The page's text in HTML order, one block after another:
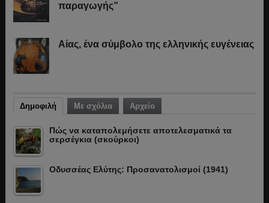
παραγωγής”
Αίας, ένα σύμβολο της ελληνικής ευγένειας
Δημοφιλή Με σχόλια Αρχείο
Πώς να καταπολεμήσετε αποτελεσματικά τα
σερσέγκια (σκούρκοι)
Οδυσσέας Ελύτης: Προσανατολισμοί (1941)